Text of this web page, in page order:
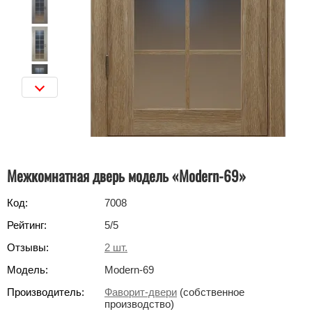
Межкомнатная дверь модель «Modern-69»‎
Код:
7008
Рейтинг:
5/5
Отзывы:
2 шт.
Модель:
Modern-69
Производитель:
Фаворит-двери (собственное
производство)